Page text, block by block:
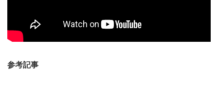
参考記事